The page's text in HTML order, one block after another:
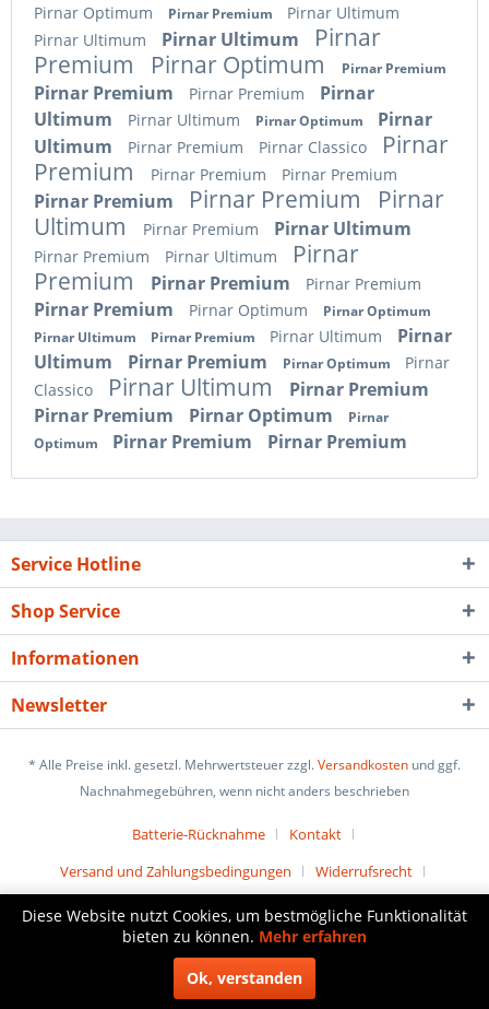
Pirnar Optimum Pirnar Premium
Pirnar Ultimum
Pirnar Ultimum
Pirnar Ultimum
Pirnar
Premium
Pirnar Optimum Pirnar Premium
Pirnar Premium Pirnar Premium
Pirnar
Ultimum
Pirnar Ultimum Pirnar Optimum
Pirnar
Ultimum
Pirnar Premium Pirnar Classico
Pirnar
Premium
Pirnar Premium Pirnar Premium
Pirnar Premium Pirnar Premium
Pirnar
Ultimum
Pirnar Premium Pirnar Ultimum
Pirnar Premium Pirnar Ultimum
Pirnar
Premium
Pirnar Premium Pirnar Premium
Pirnar Premium Pirnar Optimum
Pirnar Optimum
Pirnar Ultimum
Pirnar Premium Pirnar Ultimum
Pirnar
Ultimum
Pirnar Premium Pirnar Optimum
Pirnar
Classico
Pirnar Ultimum
Pirnar Premium
Pirnar Premium
Pirnar Optimum
Pirnar
Optimum
Pirnar Premium Pirnar Premium
Service Hotline
Shop Service
Informationen
Newsletter
* Alle Preise inkl. gesetzl. Mehrwertsteuer zzgl.Versandkosten und ggf.
Nachnahmegebühren, wenn nicht anders beschrieben
Batterie-Rücknahme
Kontakt
Versand und Zahlungsbedingungen
Widerrufsrecht
Datenschutz
AGB
Impressum
Realisiert mit Shopware
Diese Website nutzt Cookies, um bestmögliche Funktionalität
bieten zu können. Mehr erfahren
Ok, verstanden